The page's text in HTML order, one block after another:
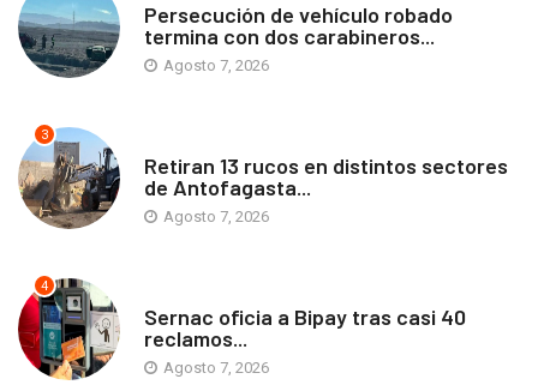
Persecución de vehículo robado
termina con dos carabineros...
Agosto 7, 2026
3
Retiran 13 rucos en distintos sectores
de Antofagasta...
Agosto 7, 2026
4
Sernac oficia a Bipay tras casi 40
reclamos...
Agosto 7, 2026